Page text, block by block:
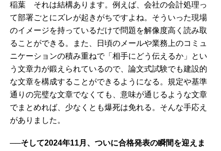
稲葉 それは結構あります。例えば、会社の会計処理っ
て部署ごとにズレが起きがちですよね。そういった現場
のイメージを持っているだけで問題を解像度高く読み取
ることができる。また、日頃のメールや業務上のコミュ
ニケーションの積み重ねで「相手にどう伝えるか」とい
う文章力が鍛えられているので、論文式試験でも建設的
な文章を構成することができるようになる。規定や基準
通りの完璧な文章でなくても、意味が通じるような文章
でまとめれば、少なくとも爆死は免れる。そんな手応え
がありました。
──そして2024年11月、ついに合格発表の瞬間を迎えま